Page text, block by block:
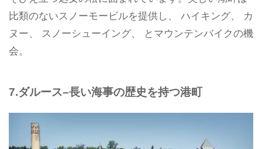
比類のないスノーモービルを提供し、 ハイキング、 カ
ヌー、 スノーシューイング、 とマウンテンバイクの機
会。
7.ダルース–長い海事の歴史を持つ港町